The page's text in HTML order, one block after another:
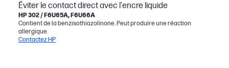
Éviter le contact direct avec l'encre liquide
HP 302 / F6U65A, F6U66A
Contient de la benzisothiazolinone. Peut produire une réaction
allergique.
Contactez HP